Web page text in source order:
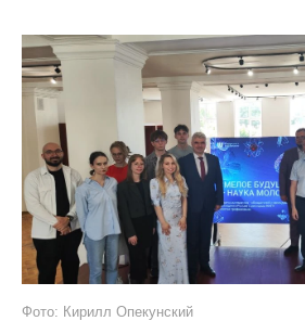
Фото: Кирилл Опекунский